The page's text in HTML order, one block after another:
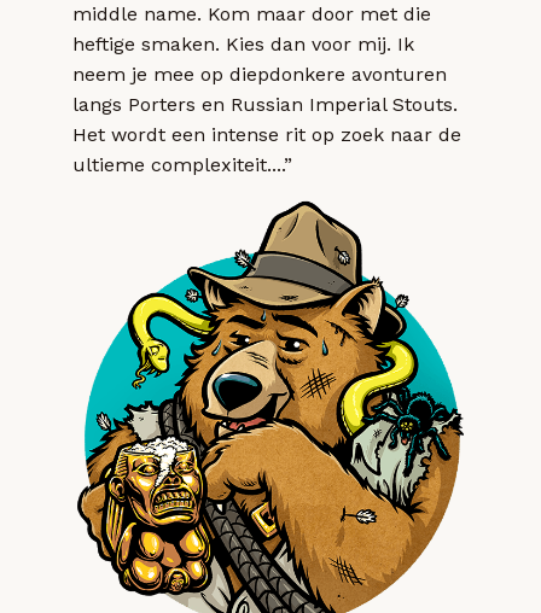
middle name. Kom maar door met die
heftige smaken. Kies dan voor mij. Ik
neem je mee op diepdonkere avonturen
langs Porters en Russian Imperial Stouts.
Het wordt een intense rit op zoek naar de
ultieme complexiteit....”